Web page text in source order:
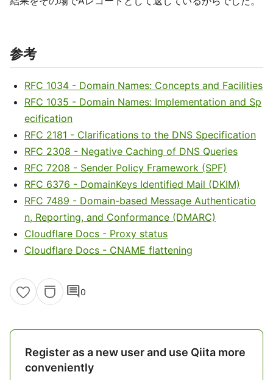
参考
RFC 1034 - Domain Names: Concepts and Facilities
RFC 1035 - Domain Names: Implementation and Sp
ecification
RFC 2181 - Clarifications to the DNS Specification
RFC 2308 - Negative Caching of DNS Queries
RFC 7208 - Sender Policy Framework (SPF)
RFC 6376 - DomainKeys Identified Mail (DKIM)
RFC 7489 - Domain-based Message Authenticatio
n, Reporting, and Conformance (DMARC)
Cloudflare Docs - Proxy status
Cloudflare Docs - CNAME flattening
comment0
Register as a new user and use Qiita more
conveniently